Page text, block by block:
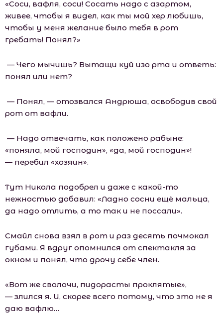
«Соси, вафля, соси! Сосать надо с азартом,
живее, чтобы я видел, как ты мой хер любишь,
чтобы у меня желание было тебя в рот
гребать! Понял?»
— Чего мычишь? Вытащи куй изо рта и ответь:
понял или нет?
— Понял, — отозвался Андрюша, освободив свой
рот от вафли.
— Надо отвечать, как положено рабыне:
«поняла, мой господин», «да, мой господин»!
— перебил «хозяин».
Тут Никола подобрел и даже с какой-то
нежностью добавил: «Ладно сосни ещё мальца,
да надо отлить, а то так и не поссали».
Смайл снова взял в рот и раз десять почмокал
губами. Я вдруг опомнился от спектакля за
окном и понял, что дрочу себе член.
«Вот же сволочи, пидорасты проклятые»,
— злился я. И, скорее всего потому, что это не я
даю вафлю…